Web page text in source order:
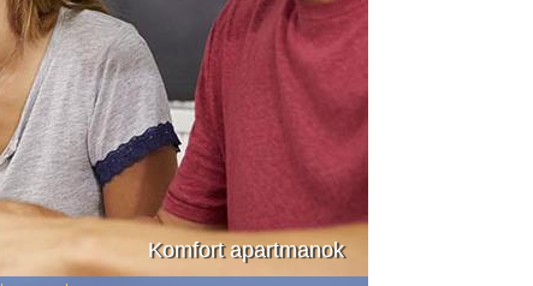
Komfort apartmanok